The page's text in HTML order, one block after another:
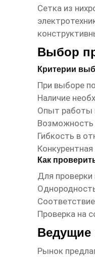
Сетка из
Выбор
Критерии
При выборе
Наличие
Опыт работы
Возможность
Гибкость в
Как
Для
Проверка на
Ведущие
Рынок